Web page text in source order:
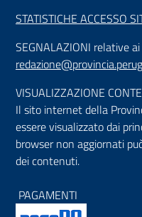
STATISTICHE ACCESSO
SEGNALAZIONI relative ai
VISUALIZZAZIONE
Il sito internet della
essere visualizzato dai
browser non aggiornati
dei contenuti.
PAGAMENTI